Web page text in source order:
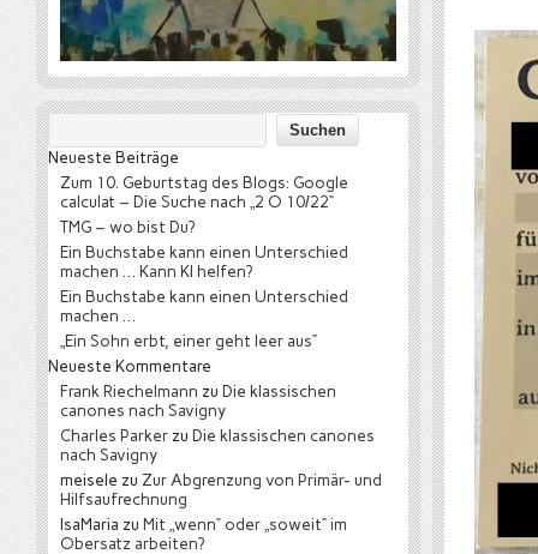
Neueste Beiträge
Zum 10. Geburtstag des Blogs: Google
calculat – Die Suche nach „2 O 10/22“
TMG – wo bist Du?
Ein Buchstabe kann einen Unterschied
machen … Kann KI helfen?
Ein Buchstabe kann einen Unterschied
machen …
„Ein Sohn erbt, einer geht leer aus“
Neueste Kommentare
Frank Riechelmann zu Die klassischen
canones nach Savigny
Charles Parker zu Die klassischen canones
nach Savigny
meisele zu Zur Abgrenzung von Primär- und
Hilfsaufrechnung
IsaMaria zu Mit „wenn“ oder „soweit“ im
Obersatz arbeiten?